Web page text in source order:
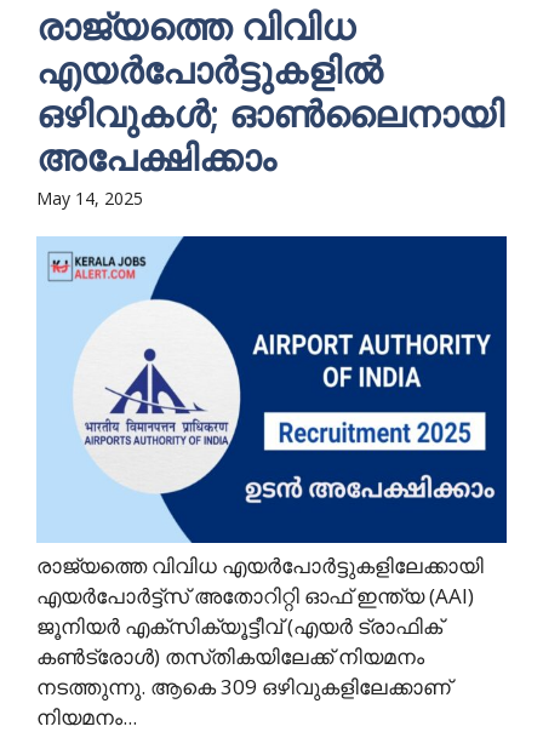
രാജ്യത്തെ വിവിധ
എയർപോർട്ടുകളിൽ
ഒഴിവുകൾ; ഓൺലൈനായി
അപേക്ഷിക്കാം
May 14, 2025
രാജ്യത്തെ വിവിധ എയർപോർട്ടുകളിലേക്കായി
എയർപോർട്ട്സ് അതോറിറ്റി ഓഫ് ഇന്ത്യ (AAI)
ജൂനിയർ എക്‌സിക്യൂട്ടീവ് (എയർ ട്രാഫിക്
കൺട്രോൾ) തസ്‌തികയിലേക്ക് നിയമനം
നടത്തുന്നു. ആകെ 309 ഒഴിവുകളിലേക്കാണ്
നിയമനം...